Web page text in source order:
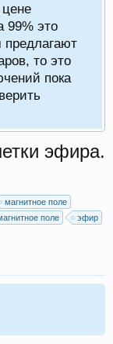
99% это
то это
пока
эфира.
магнитное поле
поле
эфир